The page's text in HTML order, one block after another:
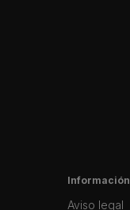
Información
Aviso legal